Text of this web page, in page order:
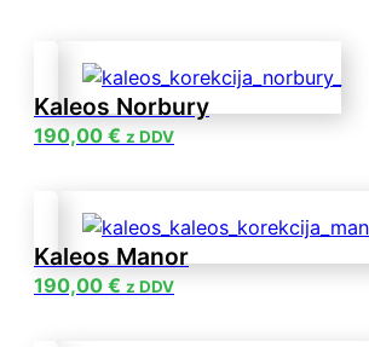
Kaleos Norbury
190,00 € z DDV
Kaleos Manor
190,00 € z DDV